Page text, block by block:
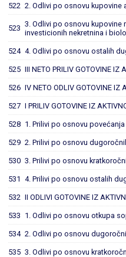
522 2. Odlivi po osnovu kupovine
523 3. Odlivi po osnovu kupovine
investicionih nekretnina i
524 4. Odlivi po osnovu ostalih
525 III NETO PRILIV GOTOVINE IZ
526 IV NETO ODLIV GOTOVINE IZ
527 I PRILIV GOTOVINE IZ
528 1. Prilivi po osnovu
529 2. Prilivi po osnovu
530 3. Prilivi po osnovu
531 4. Prilivi po osnovu ostalih
532 II ODLIVI GOTOVINE IZ
533 1. Odlivi po osnovu otkupa
534 2. Odlivi po osnovu
535 3. Odlivi po osnovu